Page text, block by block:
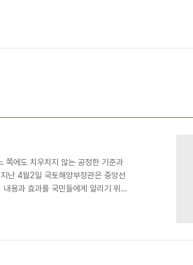
쪽에도 치우치지 않는 공정한 기준과
난 4월2일 국토해양부장관은 중앙선
용과 효과를 국민들에게 알리기 위하
플릿, 만화책, 포켓북, 동영상, 사진 등
에 배포하고 주민자치센터, 시민..